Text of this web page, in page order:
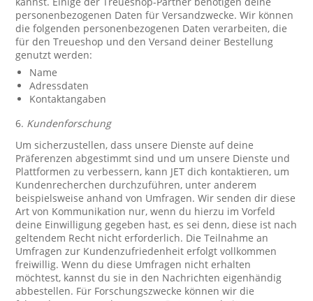
personenbezogenen Daten für Versandzwecke. Wir können
die folgenden personenbezogenen Daten verarbeiten, die
für den Treueshop und den Versand deiner Bestellung
genutzt werden:
Name
Adressdaten
Kontaktangaben
6. Kundenforschung
Um sicherzustellen, dass unsere Dienste auf deine
Präferenzen abgestimmt sind und um unsere Dienste und
Plattformen zu verbessern, kann JET dich kontaktieren, um
Kundenrecherchen durchzuführen, unter anderem
beispielsweise anhand von Umfragen. Wir senden dir diese
Art von Kommunikation nur, wenn du hierzu im Vorfeld
deine Einwilligung gegeben hast, es sei denn, diese ist nach
geltendem Recht nicht erforderlich. Die Teilnahme an
Umfragen zur Kundenzufriedenheit erfolgt vollkommen
freiwillig. Wenn du diese Umfragen nicht erhalten
möchtest, kannst du sie in den Nachrichten eigenhändig
abbestellen. Für Forschungszwecke können wir die